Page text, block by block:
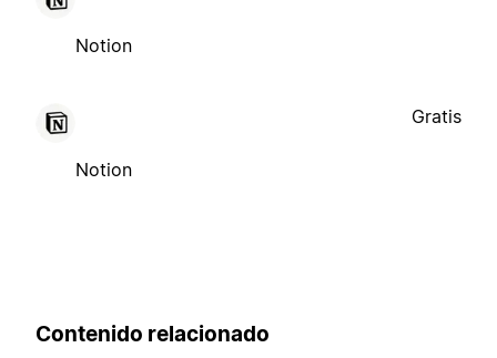
Notion
Notion
Gratis
Contenido relacionado